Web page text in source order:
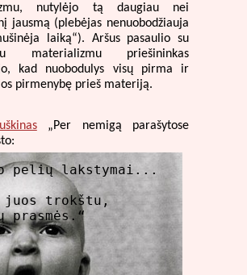
nutylėjo tą daugiau nei
jausmą (plebėjas nenuobodžiauja
laiką“). Aršus pasaulio su
materializmu priešininkas
kad nuobodulys visų pirma ir
pirmenybę prieš materiją.
„Per nemigą parašytose
pelių lakstymai...
juos trokštu,
prasmės.“